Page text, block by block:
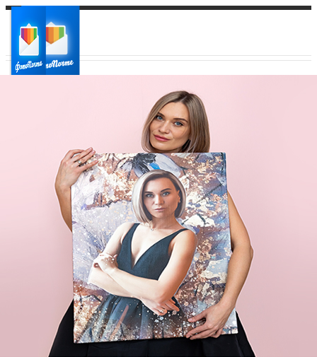
Ваш регион доставки
Выберите из списка: